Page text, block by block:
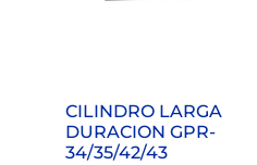
CILINDRO LARGA
DURACION GPR-
34/35/42/43